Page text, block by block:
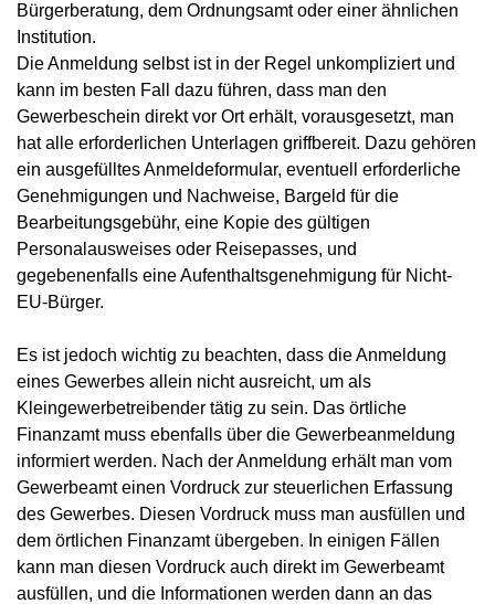
Bürgerberatung, dem Ordnungsamt oder einer ähnlichen
Institution.
Die Anmeldung selbst ist in der Regel unkompliziert und
kann im besten Fall dazu führen, dass man den
Gewerbeschein direkt vor Ort erhält, vorausgesetzt, man
hat alle erforderlichen Unterlagen griffbereit. Dazu gehören
ein ausgefülltes Anmeldeformular, eventuell erforderliche
Genehmigungen und Nachweise, Bargeld für die
Bearbeitungsgebühr, eine Kopie des gültigen
Personalausweises oder Reisepasses, und
gegebenenfalls eine Aufenthaltsgenehmigung für Nicht-
EU-Bürger.
Es ist jedoch wichtig zu beachten, dass die Anmeldung
eines Gewerbes allein nicht ausreicht, um als
Kleingewerbetreibender tätig zu sein. Das örtliche
Finanzamt muss ebenfalls über die Gewerbeanmeldung
informiert werden. Nach der Anmeldung erhält man vom
Gewerbeamt einen Vordruck zur steuerlichen Erfassung
des Gewerbes. Diesen Vordruck muss man ausfüllen und
dem örtlichen Finanzamt übergeben. In einigen Fällen
kann man diesen Vordruck auch direkt im Gewerbeamt
ausfüllen, und die Informationen werden dann an das